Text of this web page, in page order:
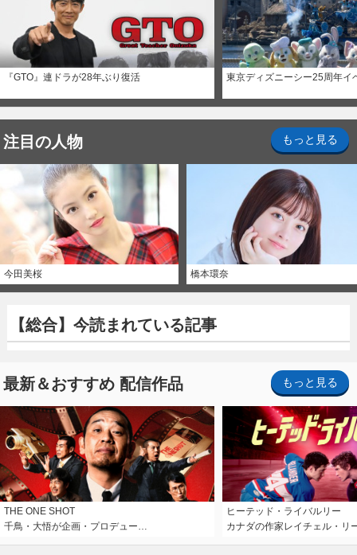
『GTO』連ドラが28年ぶり復活 東京ディズニーシー25周年イ
注目の人物 もっと見る
今田美桜 橋本環奈
【総合】今読まれている記事
最新＆おすすめ 配信作品 もっと見る
THE ONE SHOT
千鳥・大悟が企画・プロデュー…
ヒーテッド・ライバルリー
カナダの作家レイチェル・リ